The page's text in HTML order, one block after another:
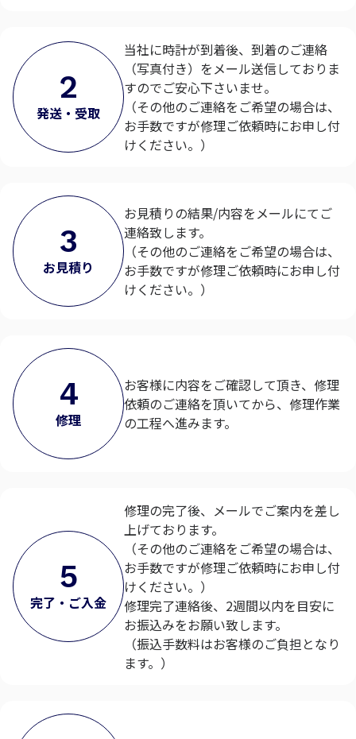
2
発送・受取
当社に時計が到着後、到着のご連絡
（写真付き）をメール送信しておりま
すのでご安心下さいませ。
（その他のご連絡をご希望の場合は、
お手数ですが修理ご依頼時にお申し付
けください。）
3
お見積り
お見積りの結果/内容をメールにてご
連絡致します。
（その他のご連絡をご希望の場合は、
お手数ですが修理ご依頼時にお申し付
けください。）
4
修理
お客様に内容をご確認して頂き、修理
依頼のご連絡を頂いてから、修理作業
の工程へ進みます。
5
完了・ご入金
修理の完了後、メールでご案内を差し
上げております。
（その他のご連絡をご希望の場合は、
お手数ですが修理ご依頼時にお申し付
けください。）
修理完了連絡後、2週間以内を目安に
お振込みをお願い致します。
（振込手数料はお客様のご負担となり
ます。）